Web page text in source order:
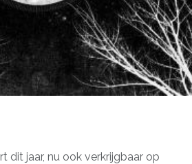
dit jaar, nu ook verkrijgbaar op